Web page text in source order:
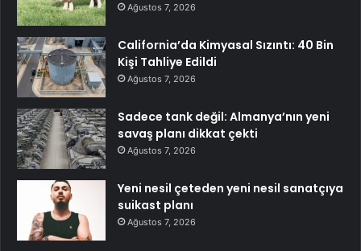
Ağustos 7, 2026
California’da Kimyasal Sızıntı: 40 Bin
Kişi Tahliye Edildi
Ağustos 7, 2026
Sadece tank değil: Almanya’nın yeni
savaş planı dikkat çekti
Ağustos 7, 2026
Yeni nesil çeteden yeni nesil sanatçıya
suikast planı
Ağustos 7, 2026